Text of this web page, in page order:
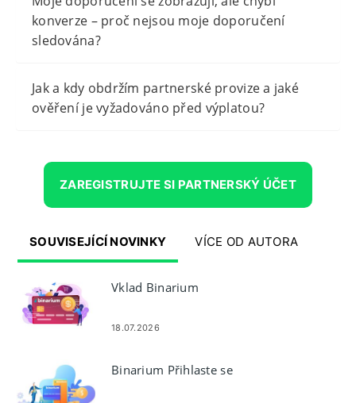
konverze – proč nejsou moje doporučení
sledována?
Jak a kdy obdržím partnerské provize a jaké
ověření je vyžadováno před výplatou?
ZAREGISTRUJTE SI PARTNERSKÝ ÚČET
SOUVISEJÍCÍ NOVINKY VÍCE OD AUTORA
Vklad Binarium
18.07.2026
Binarium Přihlaste se